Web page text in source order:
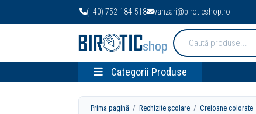
(+40) 752-184-518 vanzari@biroticshop.ro
Cauta
produse:
Categorii Produse
Prima pagină /Rechizite școlare /Creioane colorate